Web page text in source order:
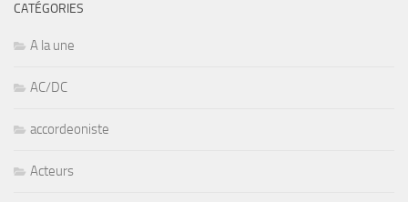
CATÉGORIES
A la une
AC/DC
accordeoniste
Acteurs